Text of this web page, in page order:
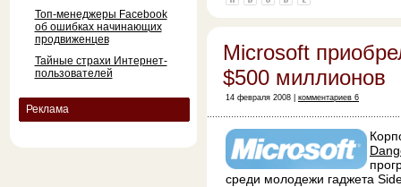
Топ-менеджеры Facebook
об ошибках начинающих
продвиженцев
Тайные страхи Интернет-
пользователей
Реклама
Microsoft
$500 миллионов
14 февраля 2008 | комментариев 6
среди молодежи гаджета